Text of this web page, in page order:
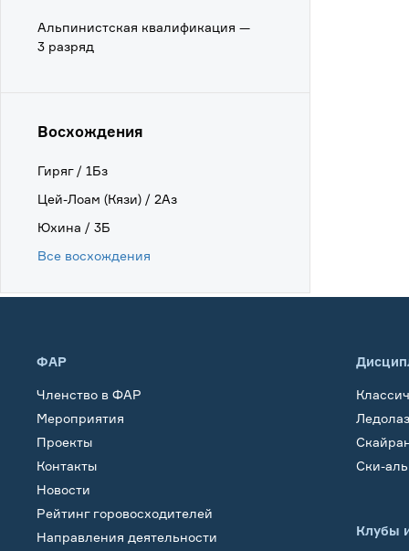
Альпинистская квалификация —
3 разряд
Восхождения
Гиряг / 1Бз
Цей-Лоам (Кязи) / 2Аз
Юхина / 3Б
Все восхождения
ФАР
Членство в ФАР
Мероприятия
Проекты
Контакты
Новости
Рейтинг горовосходителей
Направления деятельности
Ски-
Клубы